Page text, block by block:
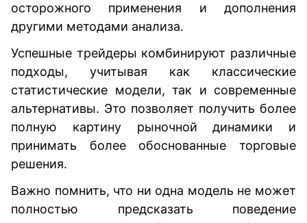
осторожного применения и дополнения
другими методами анализа.
Успешные трейдеры комбинируют различные
подходы, учитывая как классические
статистические модели, так и современные
альтернативы. Это позволяет получить более
полную картину рыночной динамики и
принимать более обоснованные торговые
решения.
Важно помнить, что ни одна модель не может
полностью предсказать поведение